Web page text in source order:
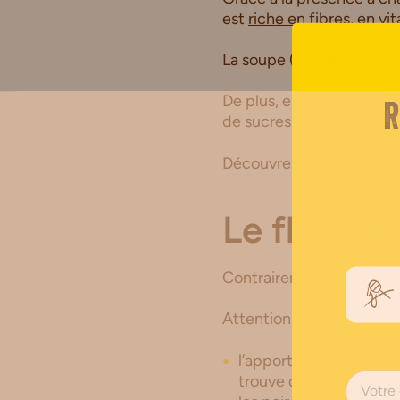
est riche en fibres, en
La soupe (aux orties,
De plus, en mangeant
de sucres.
Découvrez notre gamme
Le
Contrairement à
Attention cependant à :
l’apport en fer car
trouve du fer dans les